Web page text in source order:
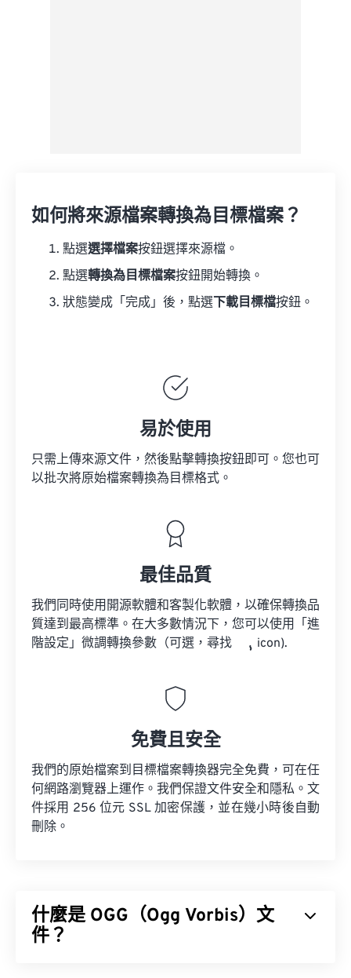
如何將來源檔案轉換為目標檔案？
點選選擇檔案按鈕選擇來源檔。
點選轉換為目標檔案按鈕開始轉換。
狀態變成「完成」後，點選 下載目標檔按鈕。
易於使用
只需上傳來源文件，然後點擊轉換按鈕即可。您也可
以批次將原始檔案轉換為目標格式。
最佳品質
我們同時使用開源軟體和客製化軟體，以確保轉換品
質達到最高標準。在大多數情況下，您可以使用「進
階設定」微調轉換參數（可選，尋找
icon).
免費且安全
我們的原始檔案到目標檔案轉換器完全免費，可在任
何網路瀏覽器上運作。我們保證文件安全和隱私。文
件採用 256 位元 SSL 加密保護，並在幾小時後自動
刪除。
什麼是 OGG（Ogg Vorbis）文
件？